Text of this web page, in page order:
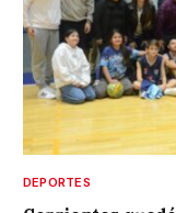
DEPORTES